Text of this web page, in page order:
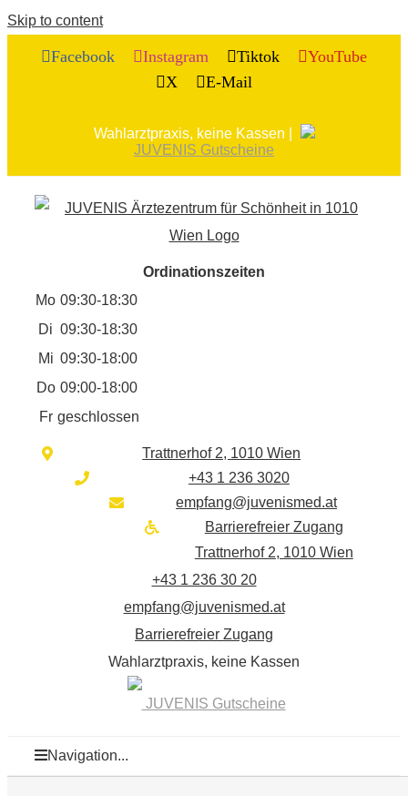
Skip to content
Facebook Instagram Tiktok
YouTube
X
E-Mail
Wahlarztpraxis, keine Kassen |
JUVENIS Gutscheine
Ordinationszeiten
Mo 09:30-18:30
Di 09:30-18:30
Mi 09:30-18:00
Do 09:00-18:00
Fr geschlossen
Trattnerhof 2, 1010 Wien
+43 1 236 3020
empfang@juvenismed.at
Barrierefreier Zugang
Trattnerhof 2, 1010 Wien
+43 1 236 30 20
empfang@juvenismed.at
Barrierefreier Zugang
Wahlarztpraxis, keine Kassen
JUVENIS Gutscheine
Navigation...